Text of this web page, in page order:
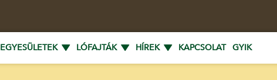
EGYESÜLETEK LÓFAJTÁK HÍREK KAPCSOLAT GYIK